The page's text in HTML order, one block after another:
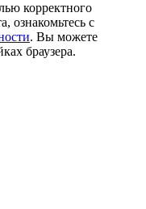
корректного
ознакомьтесь с
. Вы можете
браузера.